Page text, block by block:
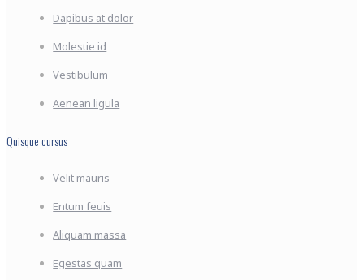
Dapibus at dolor
Molestie id
Vestibulum
Aenean ligula
Quisque cursus
Velit mauris
Entum feuis
Aliquam massa
Egestas quam